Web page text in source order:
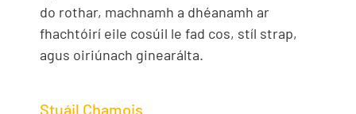
do rothar, machnamh a dhéanamh ar
fhachtóirí eile cosúil le fad cos, stíl strap,
agus oiriúnach ginearálta.
Stuáil Chamois